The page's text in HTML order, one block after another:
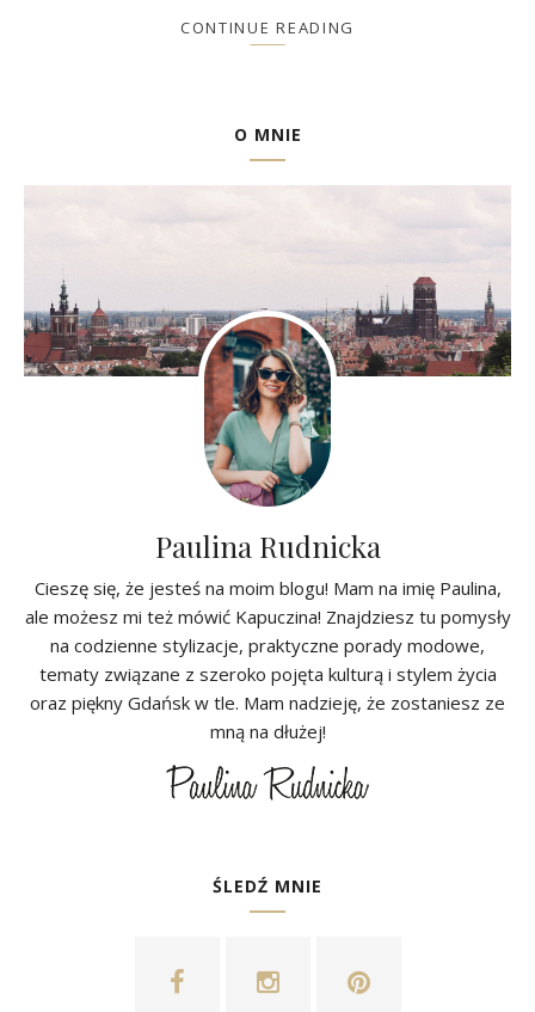
CONTINUE READING
O MNIE
Paulina Rudnicka
Cieszę się, że jesteś na moim blogu! Mam na imię Paulina,
ale możesz mi też mówić Kapuczina! Znajdziesz tu pomysły
na codzienne stylizacje, praktyczne porady modowe,
tematy związane z szeroko pojęta kulturą i stylem życia
oraz piękny Gdańsk w tle. Mam nadzieję, że zostaniesz ze
mną na dłużej!
ŚLEDŹ MNIE